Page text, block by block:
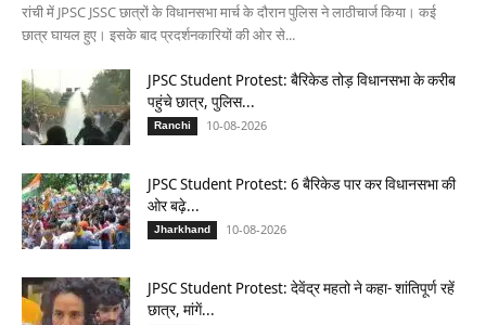
रांची में JPSC JSSC छात्रों के विधानसभा मार्च के दौरान पुलिस ने लाठीचार्ज किया। कई
छात्र घायल हुए। इसके बाद प्रदर्शनकारियों की ओर से...
JPSC Student Protest: बैरिकेड तोड़ विधानसभा के करीब
पहुंचे छात्र, पुलिस...
Ranchi 10-08-2026
JPSC Student Protest: 6 बैरिकेड पार कर विधानसभा की
ओर बढ़े...
Jharkhand 10-08-2026
JPSC Student Protest: देवेंद्र महतो ने कहा- शांतिपूर्ण रहें
छात्र, मांगें...